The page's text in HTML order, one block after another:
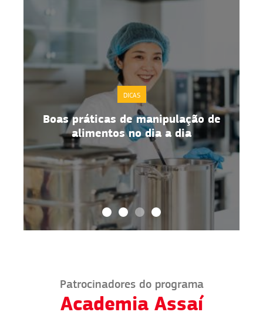
DICAS
Boas práticas de manipulação de
alimentos no dia a dia
Patrocinadores do programa
Academia Assaí